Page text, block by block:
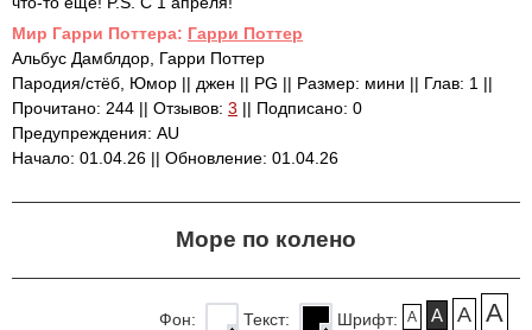
Mир Гарри Поттера: Гарри Поттер
Альбус Дамблдор, Гарри Поттер
Пародия/стёб, Юмор || джен || PG || Размер: мини || Глав: 1 ||
Прочитано: 244 || Отзывов: 3 || Подписано: 0
Предупреждения: AU
Начало: 01.04.26 || Обновление: 01.04.26
Море по колено
A A A A
Шрифт:
Текст:
Фон: